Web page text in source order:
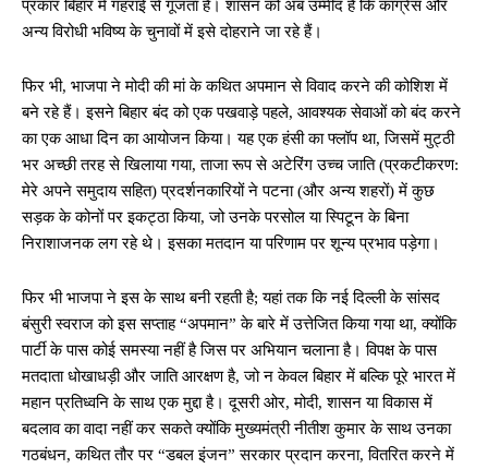
प्रकार बिहार में गहराई से गूंजता है। शासन को अब उम्मीद है कि कांग्रेस और
अन्य विरोधी भविष्य के चुनावों में इसे दोहराने जा रहे हैं।
फिर भी, भाजपा ने मोदी की मां के कथित अपमान से विवाद करने की कोशिश में
बने रहे हैं। इसने बिहार बंद को एक पखवाड़े पहले, आवश्यक सेवाओं को बंद करने
का एक आधा दिन का आयोजन किया। यह एक हंसी का फ्लॉप था, जिसमें मुट्ठी
भर अच्छी तरह से खिलाया गया, ताजा रूप से अटेरिंग उच्च जाति (प्रकटीकरण:
मेरे अपने समुदाय सहित) प्रदर्शनकारियों ने पटना (और अन्य शहरों) में कुछ
सड़क के कोनों पर इकट्ठा किया, जो उनके परसोल या स्पिटून के बिना
निराशाजनक लग रहे थे। इसका मतदान या परिणाम पर शून्य प्रभाव पड़ेगा।
फिर भी भाजपा ने इस के साथ बनी रहती है; यहां तक ​​कि नई दिल्ली के सांसद
बंसुरी स्वराज को इस सप्ताह “अपमान” के बारे में उत्तेजित किया गया था, क्योंकि
पार्टी के पास कोई समस्या नहीं है जिस पर अभियान चलाना है। विपक्ष के पास
मतदाता धोखाधड़ी और जाति आरक्षण है, जो न केवल बिहार में बल्कि पूरे भारत में
महान प्रतिध्वनि के साथ एक मुद्दा है। दूसरी ओर, मोदी, शासन या विकास में
बदलाव का वादा नहीं कर सकते क्योंकि मुख्यमंत्री नीतीश कुमार के साथ उनका
गठबंधन, कथित तौर पर “डबल इंजन” सरकार प्रदान करना, वितरित करने में